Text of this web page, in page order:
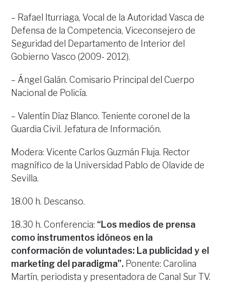
– Rafael Iturriaga, Vocal de la Autoridad Vasca de
Defensa de la Competencia, Viceconsejero de
Seguridad del Departamento de Interior del
Gobierno Vasco (2009- 2012).
– Ángel Galán. Comisario Principal del Cuerpo
Nacional de Policía.
– Valentín Díaz Blanco. Teniente coronel de la
Guardia Civil. Jefatura de Información.
Modera: Vicente Carlos Guzmán Fluja. Rector
magnífico de la Universidad Pablo de Olavide de
Sevilla.
18.00 h. Descanso.
18.30 h. Conferencia: “Los medios de prensa
como instrumentos idóneos en la
conformación de voluntades: La publicidad y el
marketing del paradigma”. Ponente: Carolina
Martín, periodista y presentadora de Canal Sur TV.